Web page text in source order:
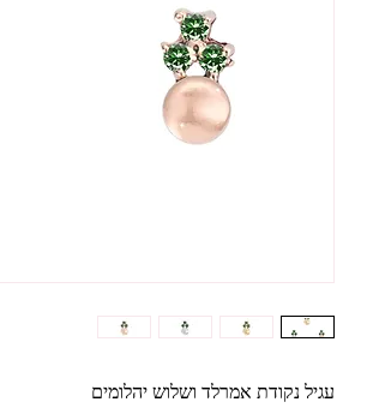
עגיל נקודת אמרלד ושלוש יהלומים